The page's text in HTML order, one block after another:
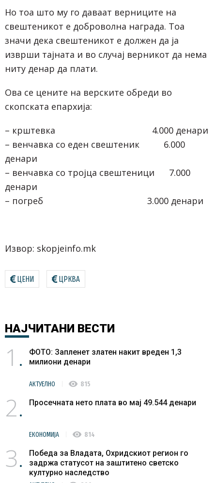
Но тоа што му го даваат верниците на
свештеникот е доброволна награда. Тоа
значи дека свештеникот е должен да ја
изврши тајната и во случај верникот да нема
ниту денар да плати.
Ова се цените на верските обреди во
скопската епархија:
– крштевка 4.000 денари
– венчавка со еден свештеник 6.000
денари
– венчавка со тројца свештеници 7.000
денари
– погреб 3.000 денари
Извор: skopjeinfo.mk
ЦЕНИ ЦРКВА
НАЈЧИТАНИ ВЕСТИ
1
ФОТО: Запленет златен накит вреден 1,3
милиони денари
АКТУЕЛНО visibility 815
2 Просечната нето плата во мај 49.544 денари
ЕКОНОМИЈА visibility 814
3
Победа за Владата, Охридскиот регион го
задржа статусот на заштитено светско
културно наследство